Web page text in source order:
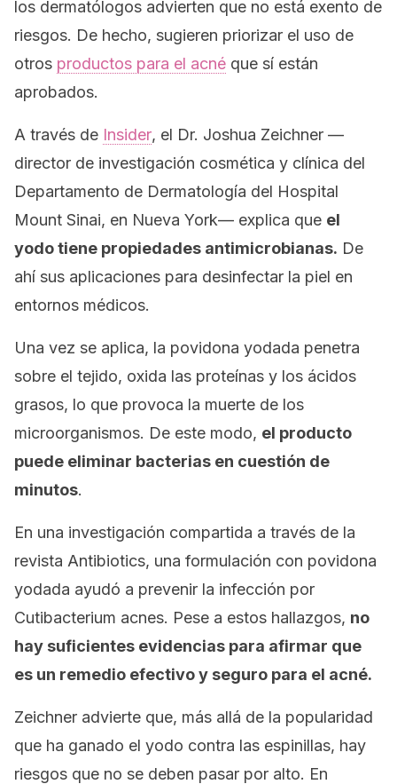
los dermatólogos advierten que no está exento de
riesgos. De hecho, sugieren priorizar el uso de
otros productos para el acné que sí están
aprobados.
A través de Insider, el Dr. Joshua Zeichner —
director de investigación cosmética y clínica del
Departamento de Dermatología del Hospital
Mount Sinai, en Nueva York— explica que el
yodo tiene propiedades antimicrobianas. De
ahí sus aplicaciones para desinfectar la piel en
entornos médicos.
Una vez se aplica, la povidona yodada penetra
sobre el tejido, oxida las proteínas y los ácidos
grasos, lo que provoca la muerte de los
microorganismos. De este modo, el producto
puede eliminar bacterias en cuestión de
minutos.
En una investigación compartida a través de la
revista Antibiotics, una formulación con povidona
yodada ayudó a prevenir la infección por
Cutibacterium acnes. Pese a estos hallazgos, no
hay suficientes evidencias para afirmar que
es un remedio efectivo y seguro para el acné.
Zeichner advierte que, más allá de la popularidad
que ha ganado el yodo contra las espinillas, hay
riesgos que no se deben pasar por alto. En